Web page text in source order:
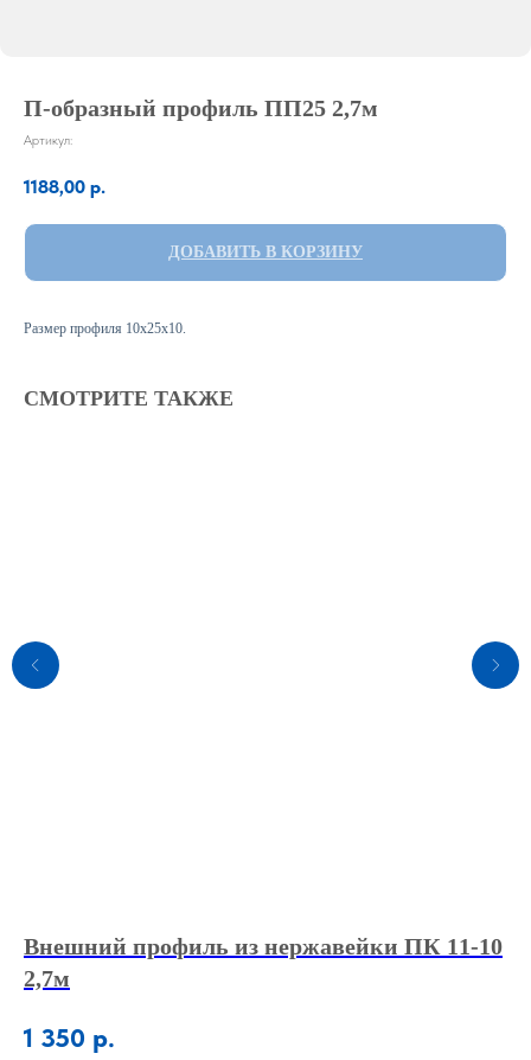
П-образный профиль ПП25 2,7м
Артикул:
1188,00 р.
ДОБАВИТЬ В КОРЗИНУ
Размер профиля 10х25х10.
СМОТРИТЕ ТАКЖЕ
Внешний профиль из нержавейки ПК 11-10
2,7м
1 350 р.